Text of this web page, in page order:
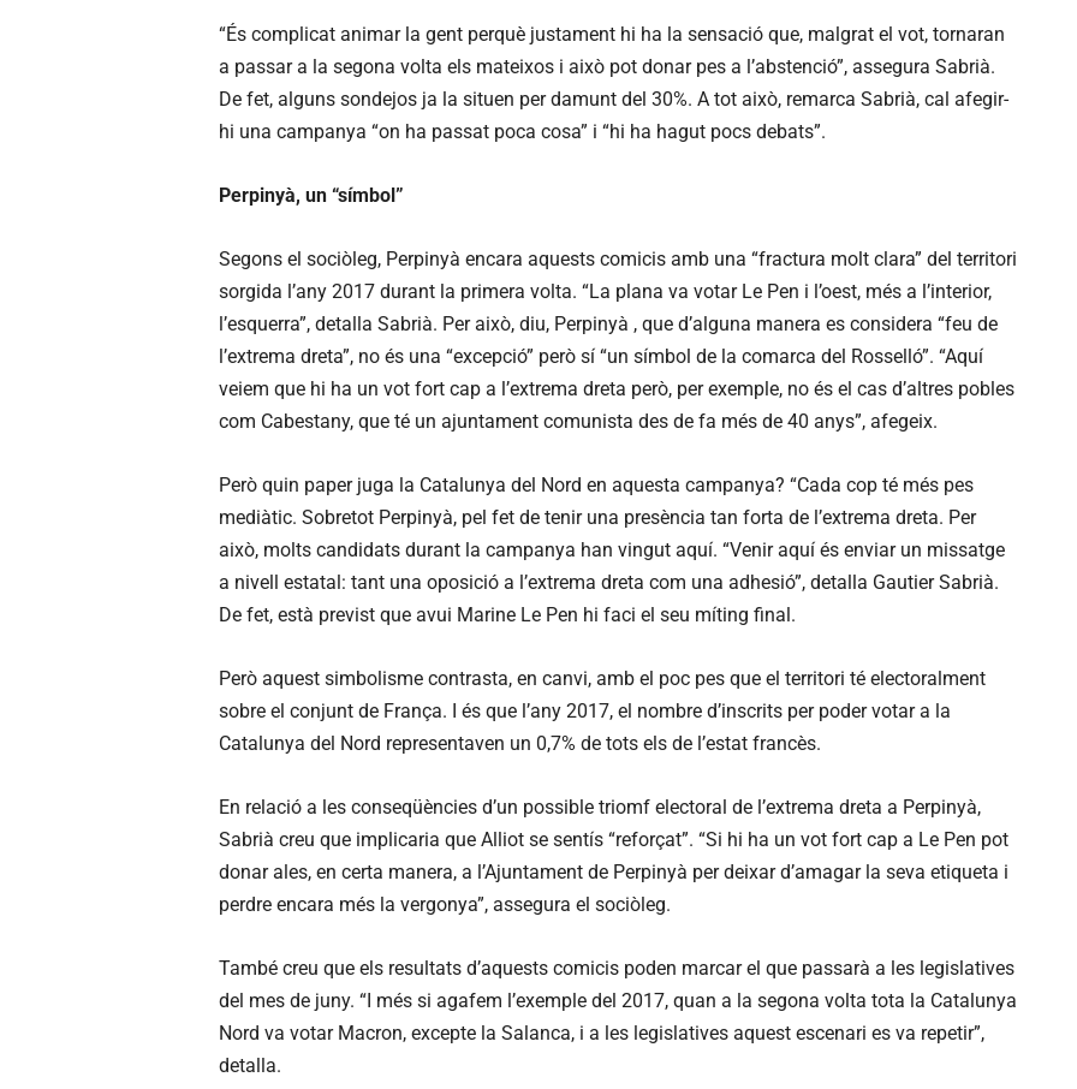
“És complicat animar la gent perquè justament hi ha la sensació que, malgrat el vot, tornaran
a passar a la segona volta els mateixos i això pot donar pes a l’abstenció”, assegura Sabrià.
De fet, alguns sondejos ja la situen per damunt del 30%. A tot això, remarca Sabrià, cal afegir-
hi una campanya “on ha passat poca cosa” i “hi ha hagut pocs debats”.
Perpinyà, un “símbol”
Segons el sociòleg, Perpinyà encara aquests comicis amb una “fractura molt clara” del territori
sorgida l’any 2017 durant la primera volta. “La plana va votar Le Pen i l’oest, més a l’interior,
l’esquerra”, detalla Sabrià. Per això, diu, Perpinyà , que d’alguna manera es considera “feu de
l’extrema dreta”, no és una “excepció” però sí “un símbol de la comarca del Rosselló”. “Aquí
veiem que hi ha un vot fort cap a l’extrema dreta però, per exemple, no és el cas d’altres pobles
com Cabestany, que té un ajuntament comunista des de fa més de 40 anys”, afegeix.
Però quin paper juga la Catalunya del Nord en aquesta campanya? “Cada cop té més pes
mediàtic. Sobretot Perpinyà, pel fet de tenir una presència tan forta de l’extrema dreta. Per
això, molts candidats durant la campanya han vingut aquí. “Venir aquí és enviar un missatge
a nivell estatal: tant una oposició a l’extrema dreta com una adhesió”, detalla Gautier Sabrià.
De fet, està previst que avui Marine Le Pen hi faci el seu míting final.
Però aquest simbolisme contrasta, en canvi, amb el poc pes que el territori té electoralment
sobre el conjunt de França. I és que l’any 2017, el nombre d’inscrits per poder votar a la
Catalunya del Nord representaven un 0,7% de tots els de l’estat francès.
En relació a les conseqüències d’un possible triomf electoral de l’extrema dreta a Perpinyà,
Sabrià creu que implicaria que Alliot se sentís “reforçat”. “Si hi ha un vot fort cap a Le Pen pot
donar ales, en certa manera, a l’Ajuntament de Perpinyà per deixar d’amagar la seva etiqueta i
perdre encara més la vergonya”, assegura el sociòleg.
També creu que els resultats d’aquests comicis poden marcar el que passarà a les legislatives
del mes de juny. “I més si agafem l’exemple del 2017, quan a la segona volta tota la Catalunya
Nord va votar Macron, excepte la Salanca, i a les legislatives aquest escenari es va repetir”,
detalla.